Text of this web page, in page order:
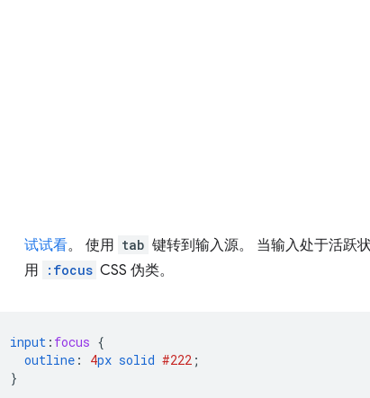
试试看。 使用 tab 键转到输入源。 当输入处于活跃
用
:focus CSS 伪类。
input : focus {
outline : 4px solid #222 ;
}